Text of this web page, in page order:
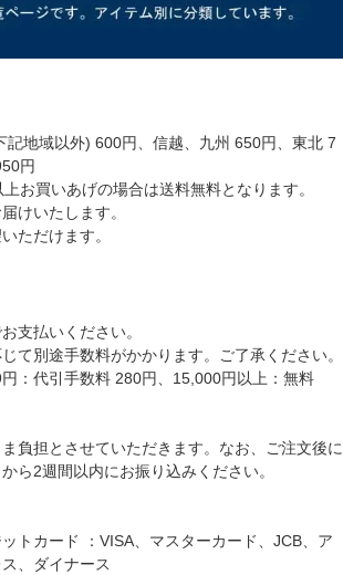
記地域以外) 600円、信越、九州 650円、東北 7
円
お買いあげの場合は送料無料となります。
けいたします。
ただけます。
支払いください。
て別途手数料がかかります。ご了承ください。
：代引手数料 280円、15,000円以上：無料
ま負担とさせていただきます。なお、ご注文後に
ら2週間以内にお振り込みください。
トカード ：VISA、マスターカード、JCB、ア
、ダイナース